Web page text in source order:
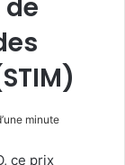
minute
ce prix